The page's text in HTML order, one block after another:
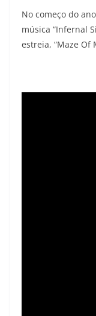
No começo do
música “Infernal
estreia, “Maze Of